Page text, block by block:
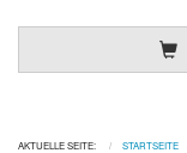
AKTUELLE SEITE: STARTSEITE